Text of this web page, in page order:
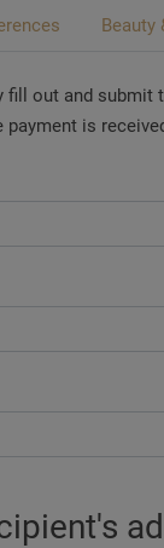
Beauty
fill out and submit
is